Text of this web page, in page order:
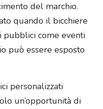
del marchio.
quando il bicchiere
pubblici come eventi
può essere esposto
personalizzati
un’opportunità di